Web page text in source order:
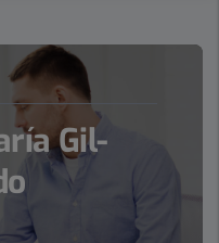
Gil-